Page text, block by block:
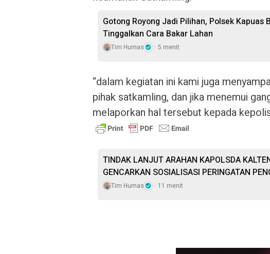
Gotong Royong Jadi Pilihan, Polsek Kapuas
Tinggalkan Cara Bakar Lahan
Tim Humas 5 menit
“dalam kegiatan ini kami juga
pihak satkamling, dan jika menemui
melaporkan hal tersebut kepada
‎TINDAK LANJUT ARAHAN KAPOLSDA
GENCARKAN SOSIALISASI PERINGATAN
Tim Humas 11 menit